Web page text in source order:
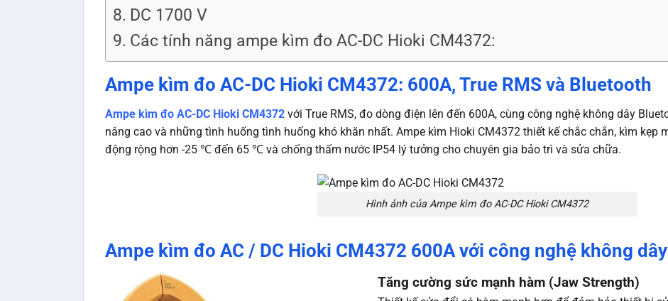
DC 1700 V
Các tính năng ampe kìm đo AC-DC Hioki CM4372:
Ampe kìm đo AC-DC Hioki CM4372: 600A, True RMS và Bluetooth
Ampe kìm đo AC-DC Hioki CM4372 với True RMS, đo dòng điện lên đến 600A, cùng công nghệ không dây
nâng cao và những tình huống tình huống khó khăn nhất. Ampe kìm Hioki CM4372 thiết kế chắc chắn, kìm kẹp
động rộng hơn -25 ℃ đến 65 ℃ và chống thấm nước IP54 lý tưởng cho chuyên gia bảo trì và sửa chữa.
Hình ảnh của Ampe kìm đo AC-DC Hioki CM4372
Ampe kìm đo AC / DC Hioki CM4372 600A với công nghệ không
Tăng cường sức mạnh hàm (Jaw Strength)